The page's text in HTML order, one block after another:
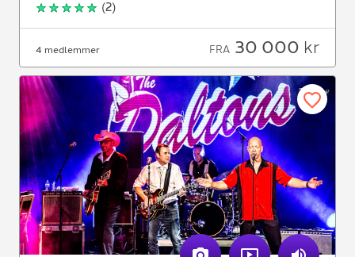
(2)
4 medlemmer FRA 30 000 kr